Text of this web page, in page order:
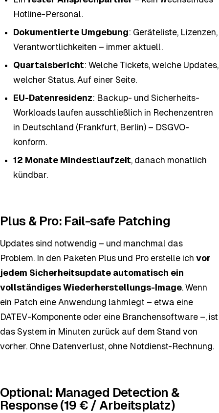
Hotline-Personal.
Dokumentierte Umgebung: Geräteliste, Lizenzen,
Verantwortlichkeiten – immer aktuell.
Quartalsbericht: Welche Tickets, welche Updates,
welcher Status. Auf einer Seite.
EU-Datenresidenz: Backup- und Sicherheits-
Workloads laufen ausschließlich in Rechenzentren
in Deutschland (Frankfurt, Berlin) – DSGVO-
konform.
12 Monate Mindestlaufzeit, danach monatlich
kündbar.
Plus & Pro: Fail-safe Patching
Updates sind notwendig – und manchmal das
Problem. In den Paketen Plus und Pro erstelle ich vor
jedem Sicherheitsupdate automatisch ein
vollständiges Wiederherstellungs-Image. Wenn
ein Patch eine Anwendung lahmlegt – etwa eine
DATEV-Komponente oder eine Branchensoftware –, ist
das System in Minuten zurück auf dem Stand von
vorher. Ohne Datenverlust, ohne Notdienst-Rechnung.
Optional: Managed Detection &
Response (19 € / Arbeitsplatz)